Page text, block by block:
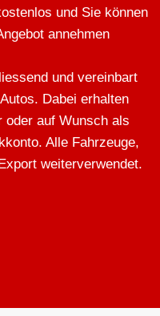
und Sie können
annehmen
und vereinbart
Dabei erhalten
oder auf Wunsch als
Alle Fahrzeuge,
weiterverwendet.